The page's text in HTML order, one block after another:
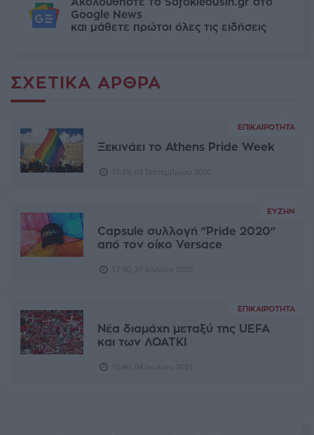
Ακολουθήστε το Sofokleousin.gr στο
Google News
και μάθετε πρώτοι όλες τις ειδήσεις
ΣΧΕΤΙΚΆ ΆΡΘΡΑ
ΕΠΙΚΑΙΡΌΤΗΤΑ
Ξεκινάει το Athens Pride Week
ΕΥΖΗΝ
Capsule συλλογή "Pride 2020"
από τον οίκο Versace
ΕΠΙΚΑΙΡΌΤΗΤΑ
Νέα διαμάχη μεταξύ της UEFA
και των ΛΟΑΤKΙ